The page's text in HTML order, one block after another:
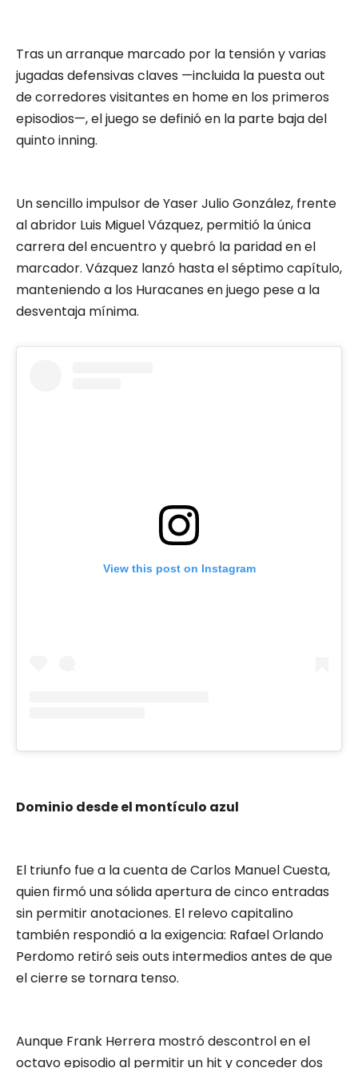
Tras un arranque marcado por la tensión y varias
jugadas defensivas claves —incluida la puesta out
de corredores visitantes en home en los primeros
episodios—, el juego se definió en la parte baja del
quinto inning.
Un sencillo impulsor de Yaser Julio González, frente
al abridor Luis Miguel Vázquez, permitió la única
carrera del encuentro y quebró la paridad en el
marcador. Vázquez lanzó hasta el séptimo capítulo,
manteniendo a los Huracanes en juego pese a la
desventaja mínima.
View this post on Instagram
Dominio desde el montículo azul
El triunfo fue a la cuenta de Carlos Manuel Cuesta,
quien firmó una sólida apertura de cinco entradas
sin permitir anotaciones. El relevo capitalino
también respondió a la exigencia: Rafael Orlando
Perdomo retiró seis outs intermedios antes de que
el cierre se tornara tenso.
Aunque Frank Herrera mostró descontrol en el
octavo episodio al permitir un hit y conceder dos